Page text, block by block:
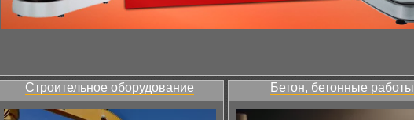
Строительное оборудование Бетон, бетонные работы